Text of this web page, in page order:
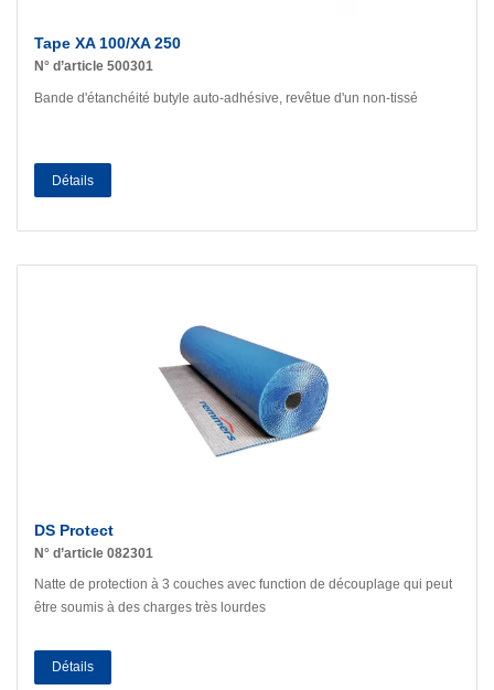
Tape XA 100/XA 250
N° d’article 500301
Bande d'étanchéité butyle auto-adhésive, revêtue d'un non-tissé
Détails
DS Protect
N° d’article 082301
Natte de protection à 3 couches avec function de découplage qui peut
être soumis à des charges très lourdes
Détails